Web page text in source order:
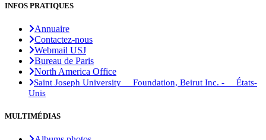
INFOS PRATIQUES
Annuaire
Contactez-nous
Webmail USJ
Bureau de Paris
North America Office
Saint Joseph University Foundation, Beirut Inc. - États-
Unis
MULTIMÉDIAS